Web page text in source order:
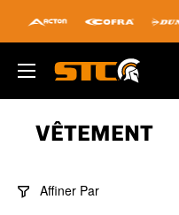
contenu
STC
Footwear
VÊTEMENT
Affiner Par